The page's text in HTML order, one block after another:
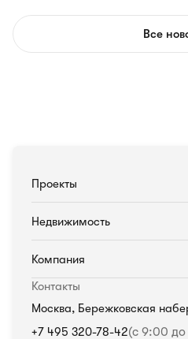
Все
Проекты
Недвижимость
Компания
Контакты
Москва, Бережковская
+7 495 320-78-42(с 9:00 до